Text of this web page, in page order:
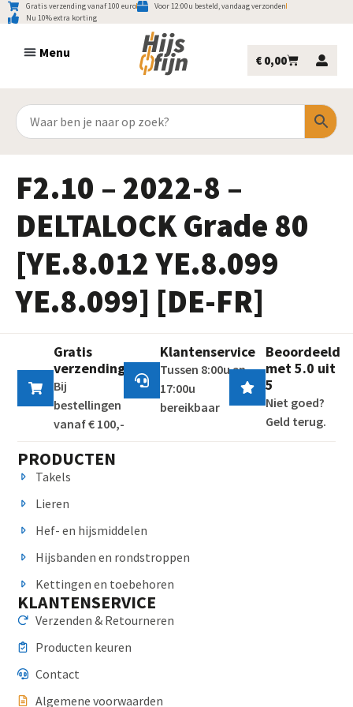
Gratis verzending vanaf 100 euro
Voor 12:00u besteld, vandaag verzonden
Nu 10% extra korting
€ 0,00
F2.10 – 2022-8 –
DELTALOCK Grade 80
[YE.8.012 YE.8.099
YE.8.099] [DE-FR]
Gratis
verzending
Bij
bestellingen
vanaf € 100,-
Klantenservice
Tussen 8:00u en
17:00u
bereikbaar
Beoordeeld
met 5.0 uit
5
Niet goed?
Geld terug.
PRODUCTEN
Takels
Lieren
Hef- en hijsmiddelen
Hijsbanden en rondstroppen
Kettingen en toebehoren
KLANTENSERVICE
Verzenden & Retourneren
Producten keuren
Contact
Algemene voorwaarden